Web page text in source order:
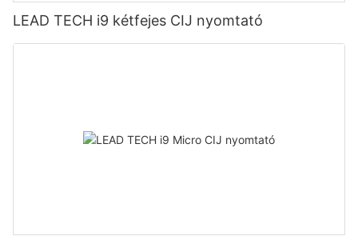
LEAD TECH i9 kétfejes CIJ nyomtató